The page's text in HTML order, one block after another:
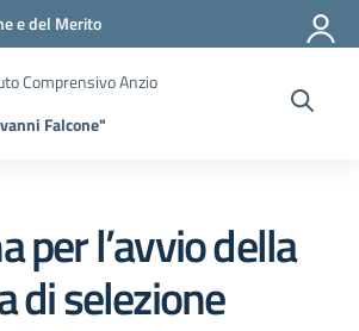
e del Merito
Comprensivo Anzio
Falcone"
per l’avvio della
di selezione